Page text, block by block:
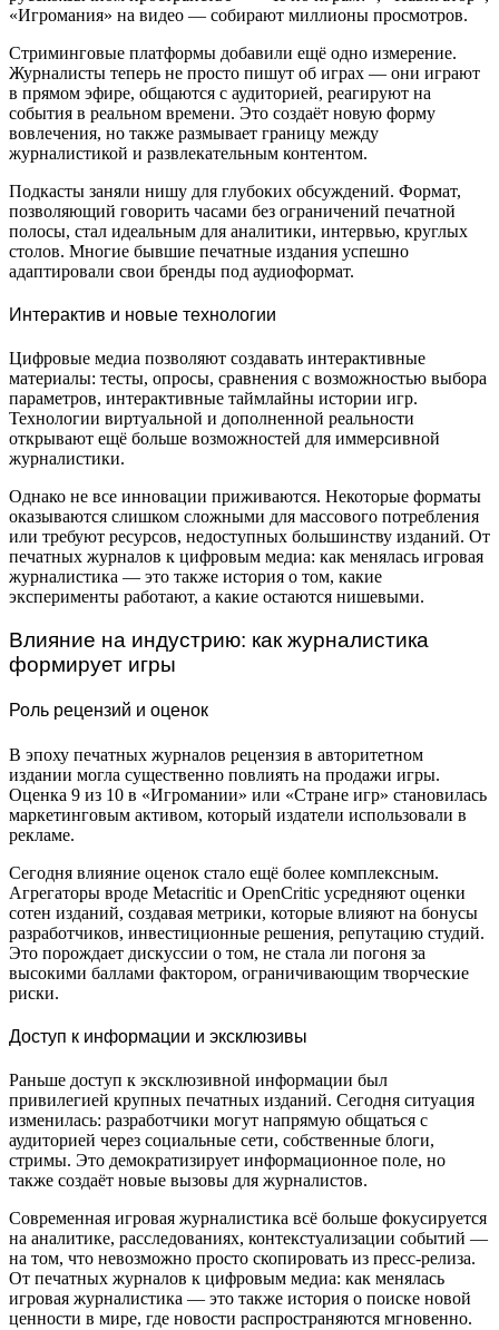
«Игромания» на видео — собирают миллионы просмотров.
Стриминговые платформы добавили ещё одно измерение.
Журналисты теперь не просто пишут об играх — они играют
в прямом эфире, общаются с аудиторией, реагируют на
события в реальном времени. Это создаёт новую форму
вовлечения, но также размывает границу между
журналистикой и развлекательным контентом.
Подкасты заняли нишу для глубоких обсуждений. Формат,
позволяющий говорить часами без ограничений печатной
полосы, стал идеальным для аналитики, интервью, круглых
столов. Многие бывшие печатные издания успешно
адаптировали свои бренды под аудиоформат.
Интерактив и новые технологии
Цифровые медиа позволяют создавать интерактивные
материалы: тесты, опросы, сравнения с возможностью выбора
параметров, интерактивные таймлайны истории игр.
Технологии виртуальной и дополненной реальности
открывают ещё больше возможностей для иммерсивной
журналистики.
Однако не все инновации приживаются. Некоторые форматы
оказываются слишком сложными для массового потребления
или требуют ресурсов, недоступных большинству изданий. От
печатных журналов к цифровым медиа: как менялась игровая
журналистика — это также история о том, какие
эксперименты работают, а какие остаются нишевыми.
Влияние на индустрию: как журналистика
формирует игры
Роль рецензий и оценок
В эпоху печатных журналов рецензия в авторитетном
издании могла существенно повлиять на продажи игры.
Оценка 9 из 10 в «Игромании» или «Стране игр» становилась
маркетинговым активом, который издатели использовали в
рекламе.
Сегодня влияние оценок стало ещё более комплексным.
Агрегаторы вроде Metacritic и OpenCritic усредняют оценки
сотен изданий, создавая метрики, которые влияют на бонусы
разработчиков, инвестиционные решения, репутацию студий.
Это порождает дискуссии о том, не стала ли погоня за
высокими баллами фактором, ограничивающим творческие
риски.
Доступ к информации и эксклюзивы
Раньше доступ к эксклюзивной информации был
привилегией крупных печатных изданий. Сегодня ситуация
изменилась: разработчики могут напрямую общаться с
аудиторией через социальные сети, собственные блоги,
стримы. Это демократизирует информационное поле, но
также создаёт новые вызовы для журналистов.
Современная игровая журналистика всё больше фокусируется
на аналитике, расследованиях, контекстуализации событий —
на том, что невозможно просто скопировать из пресс-релиза.
От печатных журналов к цифровым медиа: как менялась
игровая журналистика — это также история о поиске новой
ценности в мире, где новости распространяются мгновенно.